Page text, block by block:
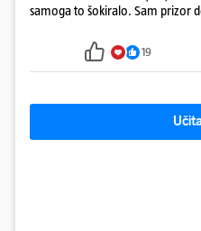
samoga to šokiralo. Sam prizor
19